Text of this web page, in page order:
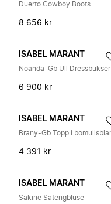
Duerto Cowboy Boots
8 656 kr
ISABEL MARANT
Noanda-Gb Ull Dressbukser
6 900 kr
ISABEL MARANT
4 391 kr
ISABEL MARANT
Sakine Satengbluse